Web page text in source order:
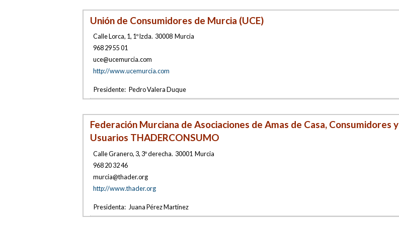
Unión de Consumidores de Murcia (UCE)
Calle Lorca, 1, 1º Izda. 30008 Murcia
968 29 55 01
uce@ucemurcia.com
http://www.ucemurcia.com
Presidente:Pedro Valera Duque
Federación Murciana de Asociaciones de Amas de Casa, Consumidores y
Usuarios THADERCONSUMO
Calle Granero, 3, 3º derecha. 30001 Murcia
968 20 32 46
murcia@thader.org
http://www.thader.org
Presidenta: Juana Pérez Martínez